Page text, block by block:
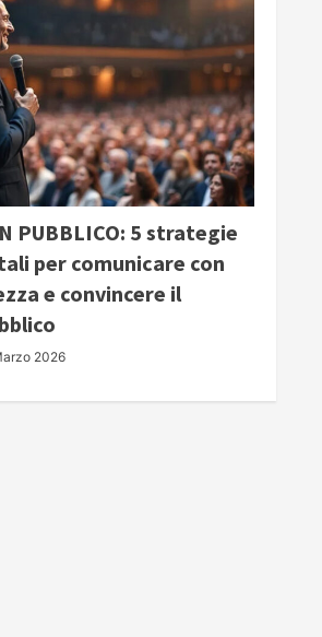
PUBBLICO: 5 strategie
per comunicare con
e convincere il
2026